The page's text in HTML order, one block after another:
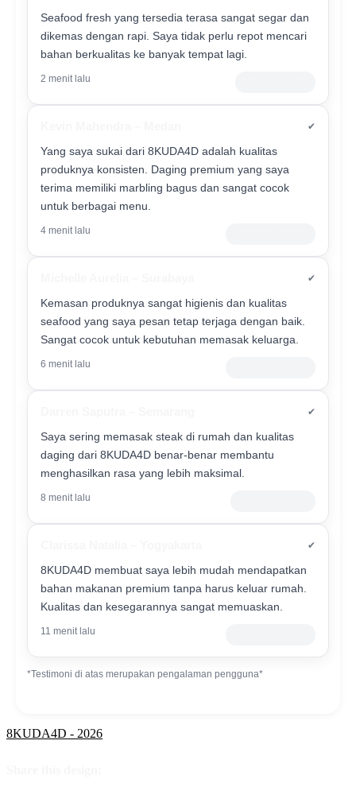
Seafood fresh yang tersedia terasa sangat segar dan
dikemas dengan rapi. Saya tidak perlu repot mencari
bahan berkualitas ke banyak tempat lagi.
2 menit lalu
✔
Yang saya sukai dari 8KUDA4D adalah kualitas
produknya konsisten. Daging premium yang saya
terima memiliki marbling bagus dan sangat cocok
untuk berbagai menu.
4 menit lalu
✔
Kemasan produknya sangat higienis dan kualitas
seafood yang saya pesan tetap terjaga dengan baik.
Sangat cocok untuk kebutuhan memasak keluarga.
6 menit lalu
✔
Saya sering memasak steak di rumah dan kualitas
daging dari 8KUDA4D benar-benar membantu
menghasilkan rasa yang lebih maksimal.
8 menit lalu
✔
8KUDA4D membuat saya lebih mudah mendapatkan
bahan makanan premium tanpa harus keluar rumah.
Kualitas dan kesegarannya sangat memuaskan.
11 menit lalu
*Testimoni di atas merupakan pengalaman pengguna*
8KUDA4D - 2026